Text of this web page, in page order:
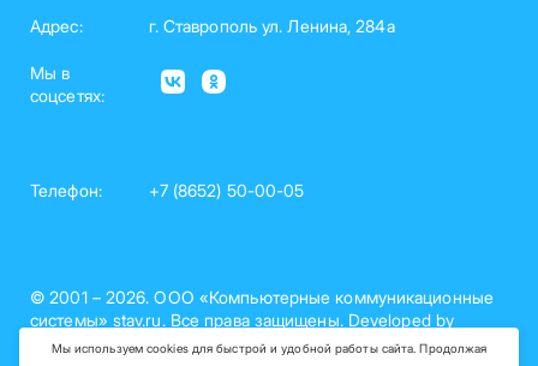
Мы используем cookies для быстрой и удобной работы сайта. Продолжая
Адрес: г. Ставрополь ул. Ленина, 284а
Мы в
соцсетях:
Телефон: +7 (8652) 50-00-05
© 2001 – 2026. ООО «Компьютерные коммуникационные
системы» stav.ru. Все права защищены. Developed by
nelset.com